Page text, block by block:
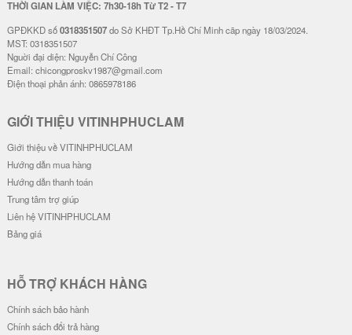
THỜI GIAN LÀM VIỆC: 7h30-18h Từ T2 - T7
GPĐKKD số0318351507do Sở KHĐT Tp.Hồ Chí Minh cãp ngày 18/03/2024.
MST: 0318351507
Nguời đại diện: Nguyễn Chí Công
Email: chicongproskv1987@gmail.com
Điện thoại phản ánh: 0865978186
GIỚI THIỆU VITINHPHUCLAM
Giới thiệu về VITINHPHUCLAM
Hướng dẫn mua hàng
Hướng dẫn thanh toán
Trung tâm trợ giúp
Liên hệ VITINHPHUCLAM
Bảng giá
HỖ TRỢ KHÁCH HÀNG
Chính sách bảo hành
Chính sách đổi trả hàng